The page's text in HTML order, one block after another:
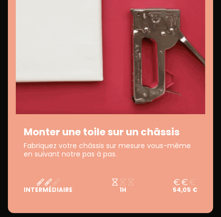
Monter une toile sur un châssis
Fabriquez votre châssis sur mesure vous-même
en suivant notre pas à pas.
INTERMÉDIAIRE 1H 54,05 €